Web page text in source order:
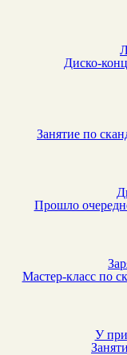
Диско-
Занятие по
Прошло
Мастер-класс по
У